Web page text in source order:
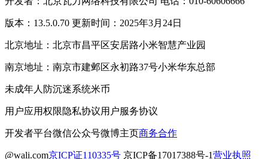
版本：13.5.0.70 更新时间：2025年3月24日
北京地址：北京市昌平区安居路小米智慧产业园
南京地址：南京市建邺区永初路37号小米华东总部
未成年人防沉迷系统米币
用户应用权限隐私协议用户服务协议
开发者平台微信公众号微博主页商务合作
@wali.com京ICP证110335号 京ICP备17017388号-1营业执照